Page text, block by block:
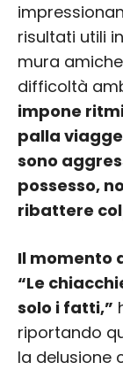
risultati utili
mura
difficoltà
impone
palla
sono
possesso,
ribattere
Il momento
“Le
solo i fatti,”
riportando
la delusione